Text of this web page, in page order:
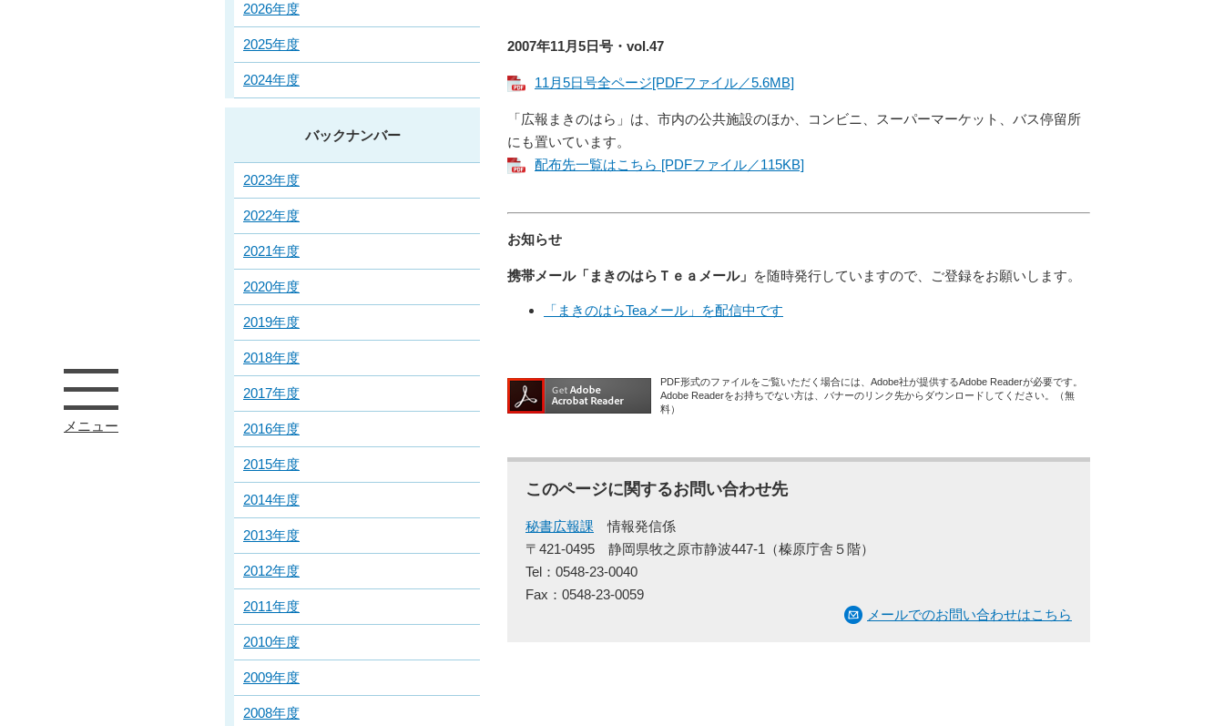
メニュー
2007年11月5日号・vol.47
11月5日号全ページ[PDFファイル／5.6MB]
「広報まきのはら」は、市内の公共施設のほか、コンビニ、スーパーマーケット、バス停留所
にも置いています。
配布先一覧はこちら [PDFファイル／115KB]
お知らせ
携帯メール「まきのはらＴｅａメール」 を随時発行していますので、ご登録をお願いします。
「まきのはらTeaメール」を配信中です
PDF形式のファイルをご覧いただく場合には、Adobe社が提供するAdobe Readerが必要です。
Adobe Readerをお持ちでない方は、バナーのリンク先からダウンロードしてください。（無
料）
このページに関するお問い合わせ先
秘書広報課
情報発信係
〒421-0495
静岡県牧之原市静波447-1（榛原庁舎５階）
Tel：0548-23-0040
Fax：0548-23-0059
メールでのお問い合わせはこちら
2026年度
2025年度
2024年度
バックナンバー
2023年度
2022年度
2021年度
2020年度
2019年度
2018年度
2017年度
2016年度
2015年度
2014年度
2013年度
2012年度
2011年度
2010年度
2009年度
2008年度